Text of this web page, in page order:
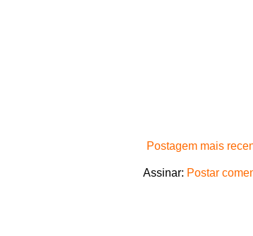
Postagem mais
Assinar: Postar